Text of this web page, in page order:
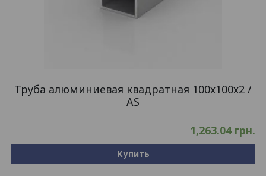
Труба алюминиевая квадратная 100х100х2 /
AS
1,263.04 грн.
Купить